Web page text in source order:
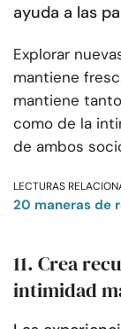
ayuda a las
Explorar
mantiene
mantiene
como de la
de ambos
LECTURAS
20 maneras de
11. Crea
intimidad